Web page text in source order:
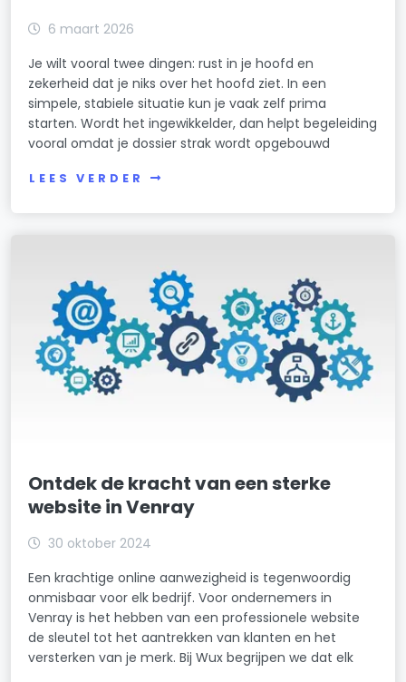
6 maart 2026
Je wilt vooral twee dingen: rust in je hoofd en
zekerheid dat je niks over het hoofd ziet. In een
simpele, stabiele situatie kun je vaak zelf prima
starten. Wordt het ingewikkelder, dan helpt begeleiding
vooral omdat je dossier strak wordt opgebouwd
LEES VERDER
Ontdek de kracht van een sterke
website in Venray
30 oktober 2024
Een krachtige online aanwezigheid is tegenwoordig
onmisbaar voor elk bedrijf. Voor ondernemers in
Venray is het hebben van een professionele website
de sleutel tot het aantrekken van klanten en het
versterken van je merk. Bij Wux begrijpen we dat elk